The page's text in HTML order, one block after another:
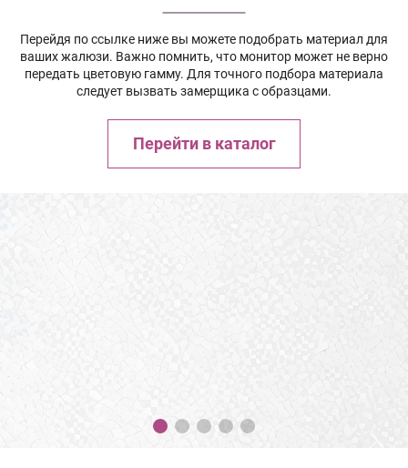
Перейдя по ссылке ниже вы можете подобрать материал для
ваших жалюзи. Важно помнить, что монитор может не верно
передать цветовую гамму. Для точного подбора материала
следует вызвать замерщика с образцами.
Перейти в каталог